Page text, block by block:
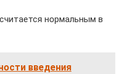
нормальным в
введения